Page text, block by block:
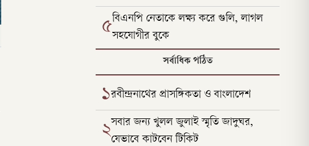
৫বিএনপি নেতাকে লক্ষ্য করে গুলি, লাগল
সহযোগীর বুকে
সর্বাধিক পঠিত
১রবীন্দ্রনাথের প্রাসঙ্গিকতা ও বাংলাদেশ
২সবার জন্য খুলল জুলাই স্মৃতি জাদুঘর,
যেভাবে কাটবেন টিকিট